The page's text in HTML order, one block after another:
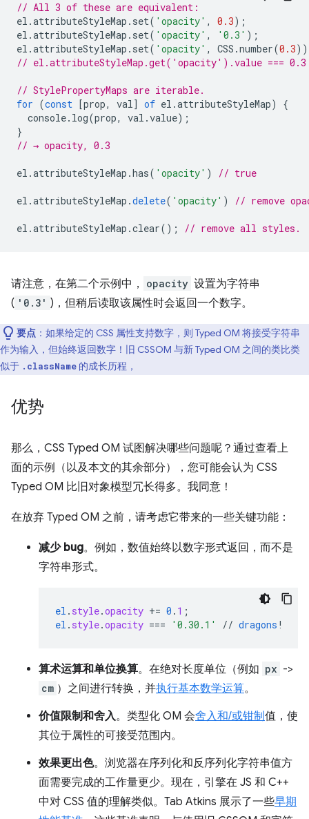
// All 3 of these are equivalent:
el .attributeStyleMap . set( 'opacity' , 0.3);
el .attributeStyleMap . set( 'opacity' , '0.3' );
el .attributeStyleMap . set( 'opacity' , CSS .number(0.3
// el.attributeStyleMap.get('opacity').value === 0.3
// StylePropertyMaps are iterable.
for (const [prop, val] of el .attributeStyleMap)
{
console. log(prop, val .value);
}
// → opacity, 0.3
el .attributeStyleMap .has( 'opacity' ) // true
el .attributeStyleMap .delete( 'opacity' ) // remove
el .attributeStyleMap .clear(); // remove all styles.
请注意，在第二个示例中， opacity 设置为字符串
( '0.3' )，但稍后读取该属性时会返回一个数字。
要点 ：如果给定的 CSS 属性支持数字，则 Typed OM 将接受字符串
作为输入，但始终返回数字！旧 CSSOM 与新 Typed OM 之间的类比类
似于 .className 的成长历程，
优势
那么，CSS Typed OM 试图解决哪些问题呢？通过查看上
面的示例（以及本文的其余部分），您可能会认为 CSS
Typed OM 比旧对象模型冗长得多。我同意！
在放弃 Typed OM 之前，请考虑它带来的一些关键功能：
减少 bug。例如，数值始终以数字形式返回，而不是
字符串形式。
el . style.opacity += 0 . 1 ;
el . style.opacity === '0.30.1' // dragons !
算术运算和单位换算。在绝对长度单位（例如 px ->
cm ）之间进行转换，并执行基本数学运算。
价值限制和舍入。类型化 OM 会舍入和/或钳制值，使
其位于属性的可接受范围内。
效果更出色。浏览器在序列化和反序列化字符串值方
面需要完成的工作量更少。现在，引擎在 JS 和 C++
中对 CSS 值的理解类似。Tab Atkins 展示了一些早期